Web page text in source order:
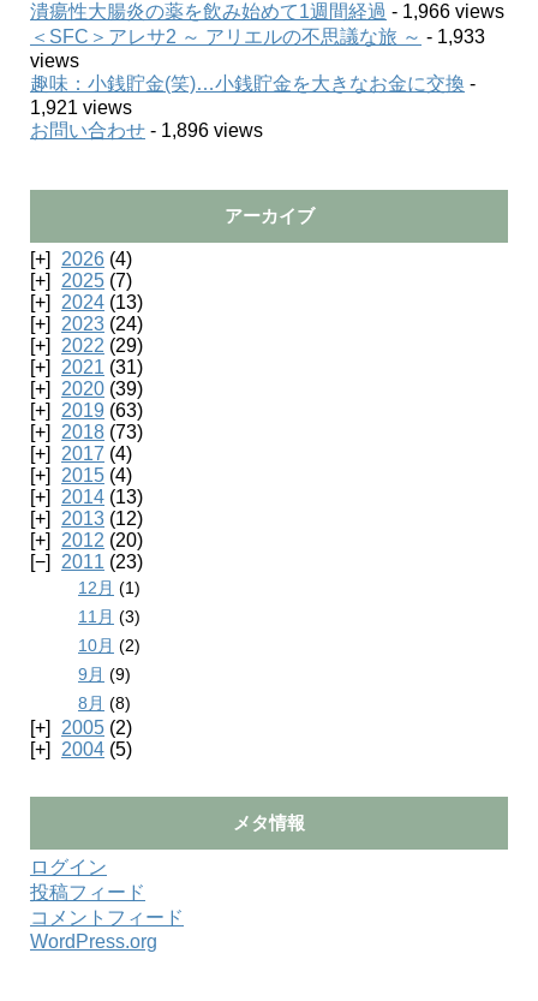
潰瘍性大腸炎の薬を飲み始めて1週間経過 - 1,966 views
＜SFC＞アレサ2 ～ アリエルの不思議な旅 ～ - 1,933
views
趣味：小銭貯金(笑)…小銭貯金を大きなお金に交換 -
1,921 views
お問い合わせ - 1,896 views
アーカイブ
2026 (4)
2025 (7)
2024 (13)
2023 (24)
2022 (29)
2021 (31)
2020 (39)
2019 (63)
2018 (73)
2017 (4)
2015 (4)
2014 (13)
2013 (12)
2012 (20)
2011 (23)
12月 (1)
11月 (3)
10月 (2)
9月 (9)
8月 (8)
2005 (2)
2004 (5)
メタ情報
ログイン
投稿フィード
コメントフィード
WordPress.org